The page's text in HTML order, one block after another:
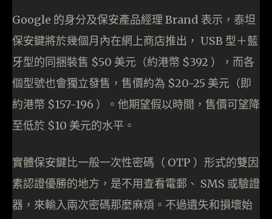
Google 的身分及保安產品經理 Brand 表示，泰坦
保安鍵將於幾個月內在網上商店推出， USB 型＋藍
牙型的同捆裝售 $50 美元（約港幣 $392 ），而各
個型號也會獨立發售，售價約為 $20-25 美元（即
約港幣 $157-196 ）。他期望假以時間，售價可望降
至低於 $10 美元的水平。
實體保安鍵比一般一次性密碼（ OTP ）形式的雙因
素認證優勝的地方，是不用查看電郵、 SMS 或驗證
器，來輸入兩次密碼那麼麻煩。不過遺失和損壞始